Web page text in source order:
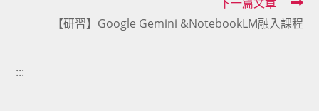
【研習】Google Gemini &NotebookLM融入課程
:::